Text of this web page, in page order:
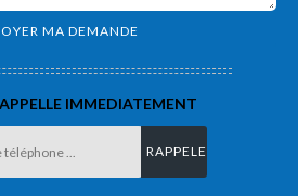
IMMEDIATEMENT